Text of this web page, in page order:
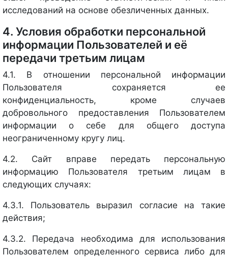
исследований на основе обезличенных данных.
4. Условия обработки персональной
информации Пользователей и её
передачи третьим лицам
4.1. В отношении персональной информации
Пользователя сохраняется ее
конфиденциальность, кроме случаев
добровольного предоставления Пользователем
информации о себе для общего доступа
неограниченному кругу лиц.
4.2. Сайт вправе передать персональную
информацию Пользователя третьим лицам в
следующих случаях:
4.3.1. Пользователь выразил согласие на такие
действия;
4.3.2. Передача необходима для использования
Пользователем определенного сервиса либо для